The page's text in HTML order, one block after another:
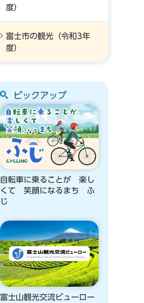
度）
富士市の観光（令和3年
度）
ピックアップ
自転車に乗ることが 楽し
くて 笑顔になるまち ふ
じ
富士山観光交流ビューロー